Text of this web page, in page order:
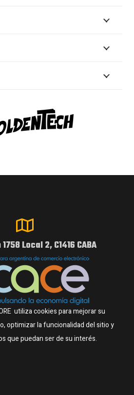
Local 2, C1416 CABA
utiliza cookies para mejorar su
optimizar la funcionalidad del sitio y
que puedan ser de su interés.